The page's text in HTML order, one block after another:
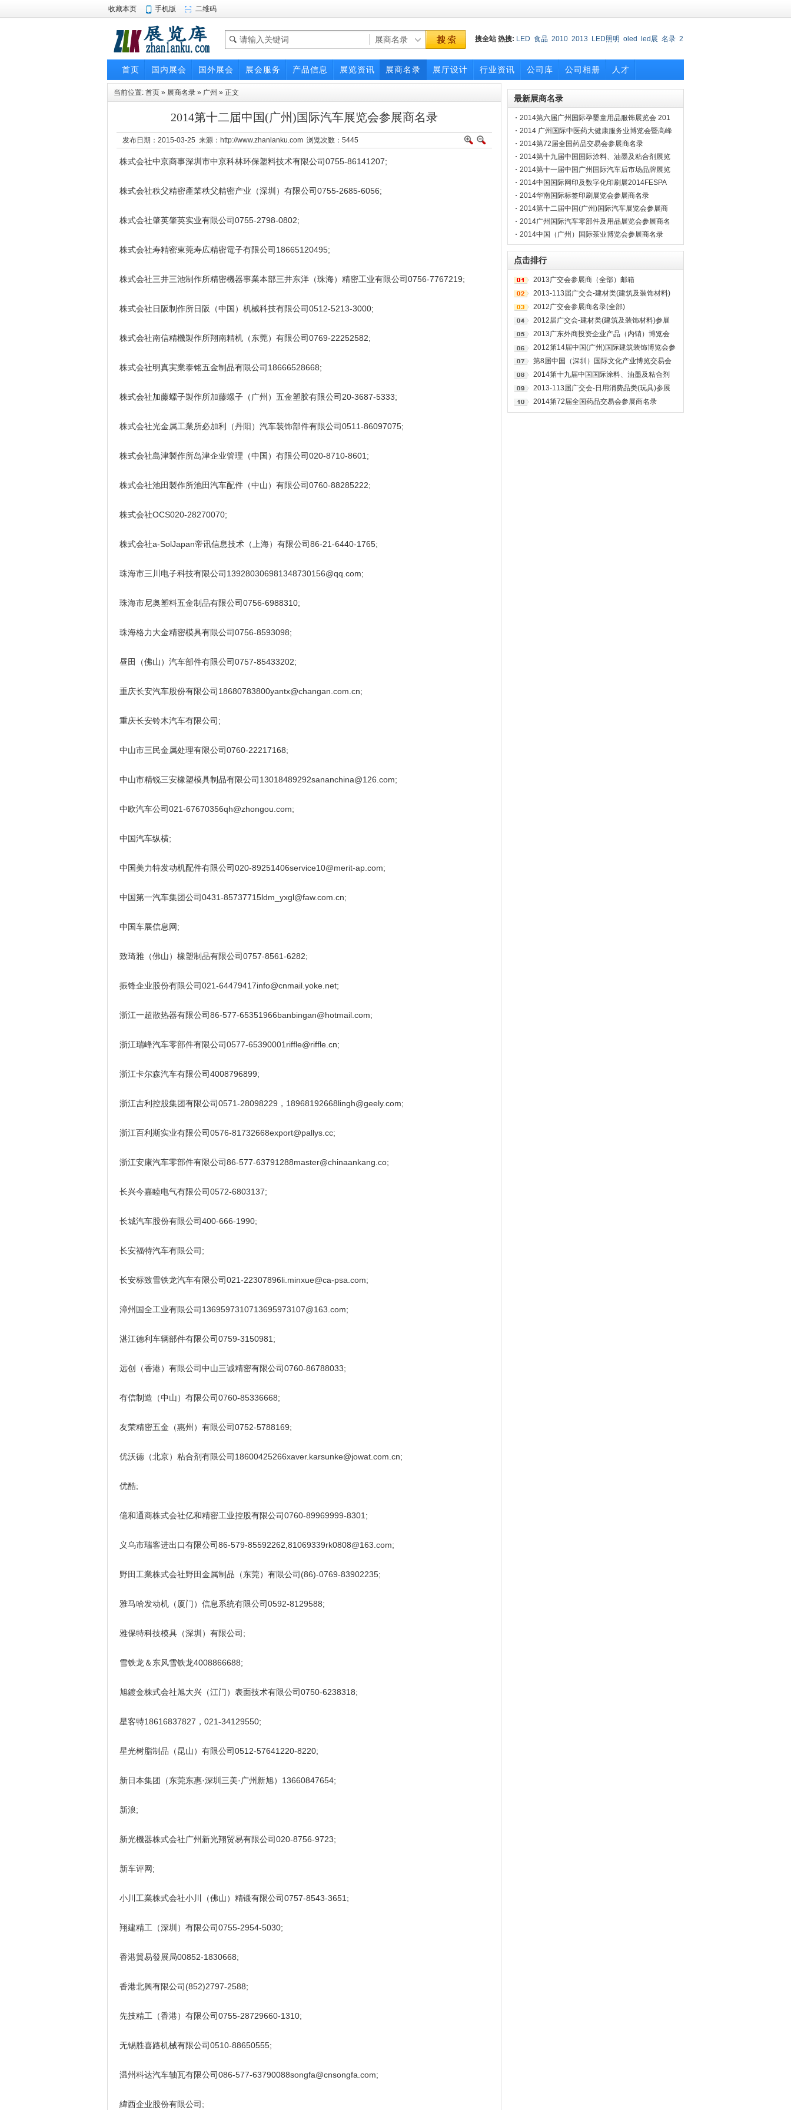
收藏本页 手机版 二维码
搜全站 热搜: LED 食品 2010 2013 LED照明 oled led展 名录 2
首页 国内展会 国外展会 展会服务 产品信息 展览资讯 展商名录 展厅设计 行业资讯 公司库 公司相册 人才
当前位置: 首页 » 展商名录 » 广州 » 正文
2014第十二届中国(广州)国际汽车展览会参展商名录
发布日期：2015-03-25 来源：http://www.zhanlanku.com 浏览次数： 5445
株式会社中京商事深圳市中京科林环保塑料技术有限公司0755-86141207;
株式会社秩父精密產業秩父精密产业（深圳）有限公司0755-2685-6056;
株式会社肇英肇英实业有限公司0755-2798-0802;
株式会社寿精密東莞寿広精密電子有限公司18665120495;
株式会社三井三池制作所精密機器事業本部三井东洋（珠海）精密工业有限公司0756-7767219;
株式会社日阪制作所日阪（中国）机械科技有限公司0512-5213-3000;
株式会社南信精機製作所翔南精机（东莞）有限公司0769-22252582;
株式会社明真実業泰铭五金制品有限公司18666528668;
株式会社加藤螺子製作所加藤螺子（广州）五金塑胶有限公司20-3687-5333;
株式会社光金属工業所必加利（丹阳）汽车装饰部件有限公司0511-86097075;
株式会社島津製作所岛津企业管理（中国）有限公司020-8710-8601;
株式会社池田製作所池田汽车配件（中山）有限公司0760-88285222;
株式会社OCS020-28270070;
株式会社a-SolJapan帝讯信息技术（上海）有限公司86-21-6440-1765;
珠海市三川电子科技有限公司139280306981348730156@qq.com;
珠海市尼奥塑料五金制品有限公司0756-6988310;
珠海格力大金精密模具有限公司0756-8593098;
昼田（佛山）汽车部件有限公司0757-85433202;
重庆长安汽车股份有限公司18680783800yantx@changan.com.cn;
重庆长安铃木汽车有限公司;
中山市三民金属处理有限公司0760-22217168;
中山市精锐三安橡塑模具制品有限公司13018489292sananchina@126.com;
中欧汽车公司021-67670356qh@zhongou.com;
中国汽车纵横;
中国美力特发动机配件有限公司020-89251406service10@merit-ap.com;
中国第一汽车集团公司0431-85737715ldm_yxgl@faw.com.cn;
中国车展信息网;
致琦雅（佛山）橡塑制品有限公司0757-8561-6282;
振锋企业股份有限公司021-64479417info@cnmail.yoke.net;
浙江一超散热器有限公司86-577-65351966banbingan@hotmail.com;
浙江瑞峰汽车零部件有限公司0577-65390001riffle@riffle.cn;
浙江卡尔森汽车有限公司4008796899;
浙江吉利控股集团有限公司0571-28098229，18968192668lingh@geely.com;
浙江百利斯实业有限公司0576-81732668export@pallys.cc;
浙江安康汽车零部件有限公司86-577-63791288master@chinaankang.co;
长兴今嘉睦电气有限公司0572-6803137;
长城汽车股份有限公司400-666-1990;
长安福特汽车有限公司;
长安标致雪铁龙汽车有限公司021-22307896li.minxue@ca-psa.com;
漳州国全工业有限公司1369597310713695973107@163.com;
湛江德利车辆部件有限公司0759-3150981;
远创（香港）有限公司中山三诚精密有限公司0760-86788033;
有信制造（中山）有限公司0760-85336668;
友荣精密五金（惠州）有限公司0752-5788169;
优沃德（北京）粘合剂有限公司18600425266xaver.karsunke@jowat.com.cn;
优酷;
億和通商株式会社亿和精密工业控股有限公司0760-89969999-8301;
义乌市瑞客进出口有限公司86-579-85592262,81069339rk0808@163.com;
野田工業株式会社野田金属制品（东莞）有限公司(86)-0769-83902235;
雅马哈发动机（厦门）信息系统有限公司0592-8129588;
雅保特科技模具（深圳）有限公司;
雪铁龙＆东风雪铁龙4008866688;
旭鍍金株式会社旭大兴（江门）表面技术有限公司0750-6238318;
星客特18616837827，021-34129550;
星光树脂制品（昆山）有限公司0512-57641220-8220;
新日本集团（东莞东惠·深圳三美·广州新旭）13660847654;
新浪;
新光機器株式会社广州新光翔贸易有限公司020-8756-9723;
新车评网;
小川工業株式会社小川（佛山）精锻有限公司0757-8543-3651;
翔建精工（深圳）有限公司0755-2954-5030;
香港貿易發展局00852-1830668;
香港北興有限公司(852)2797-2588;
先技精工（香港）有限公司0755-28729660-1310;
无锡胜喜路机械有限公司0510-88650555;
温州科达汽车轴瓦有限公司086-577-63790088songfa@cnsongfa.com;
緯西企业股份有限公司;
最新展商名录
2014第六届广州国际孕婴童用品服饰展览会 201
4中国(广州)国际儿童服装服饰博览会参展商名录
2014 广州国际中医药大健康服务业博览会暨高峰
论坛参展商名录
2014第72届全国药品交易会参展商名录
2014第十九届中国国际涂料、油墨及粘合剂展览
会第二十六届中国国际表面处理、涂装及涂料产
品展览会参展商名录
2014第十一届中国广州国际汽车后市场品牌展览
会 暨广州国际汽车改装展参展商名录
2014中国国际网印及数字化印刷展2014FESPA
中国数码印刷展2014中国国际纺织品印花展参展
商名录
2014华南国际标签印刷展览会参展商名录
2014第十二届中国(广州)国际汽车展览会参展商
名录
2014广州国际汽车零部件及用品展览会参展商名
录
2014中国（广州）国际茶业博览会参展商名录
点击排行
2013广交会参展商（全部）邮箱
2013-113届广交会-建材类(建筑及装饰材料)
参展商名录
2012广交会参展商名录(全部)
2012届广交会-建材类(建筑及装饰材料)参展
商名录
2013广东外商投资企业产品（内销）博览会
展商名录
2012第14届中国(广州)国际建筑装饰博览会参
展商名录
第8届中国（深圳）国际文化产业博览交易会
参展商名录
2014第十九届中国国际涂料、油墨及粘合剂
展览会第二十六届中国国际表面处理、涂装及
涂料产品展览会参展商名录
2013-113届广交会-日用消费品类(玩具)参展
商名录
2014第72届全国药品交易会参展商名录